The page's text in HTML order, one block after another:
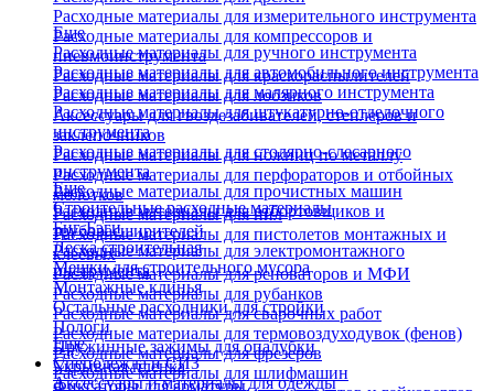
Расходные материалы для измерительного инструмента
Расходные материалы для компрессоров и
пневмоинструмента
Расходные материалы для краскораспылителей
Расходные материалы для лобзиков
Аксессуары для гвоздезабивателей, степлеров и
заклепочников
Расходные материалы для ножниц по металлу
Расходные материалы для перфораторов и отбойных
молотков
Расходные материалы для пил
Расходные материалы для пистолетов монтажных и
клеевых
Расходные материалы для реноваторов и МФИ
Расходные материалы для рубанков
Расходные материалы для сварочных работ
Расходные материалы для термовоздуходувок (фенов)
Расходные материалы для фрезеров
Расходные материалы для шлифмашин
Еще
Расходные материалы для ручного инструмента
Расходные материалы для автомобильного инструмента
Расходные материалы для малярного инструмента
Расходные материалы для штукатурно-отделочного
инструмента
Расходные материалы для столярно-слесарного
инструмента
Расходные материалы для прочистных машин
Расходные материалы для отбортовщиков и
труборасширителей
Расходные материалы для электромонтажного
инструмента
Еще
Строительные расходные материалы
Биг-Бэги
Леска строительная
Мешки для строительного мусора
Монтажные клинья
Остальные расходники для стройки
Пологи
Пружинные зажимы для опалубки
Укрывная пленка
Фиксаторы для арматуры
Еще
Спецодежда и СИЗ
Аксессуары и материалы для одежды